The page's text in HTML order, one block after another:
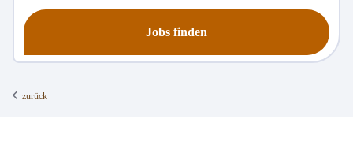
Jobs finden
zurück